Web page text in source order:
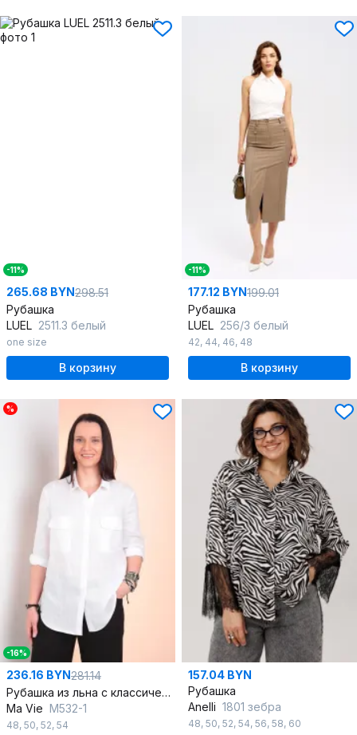
-11%
265.68 BYN298.51
Рубашка
LUEL 2511.3 белый
one size
В корзину
-11%
177.12 BYN199.01
Рубашка
LUEL 256/3 белый
42, 44, 46, 48
В корзину
%
-16%
236.16 BYN281.14
Рубашка из льна с классическими элементами для лета
Ma Vie М532-1
48, 50, 52, 54
157.04 BYN
Рубашка
Anelli 1801 зебра
48, 50, 52, 54, 56, 58, 60